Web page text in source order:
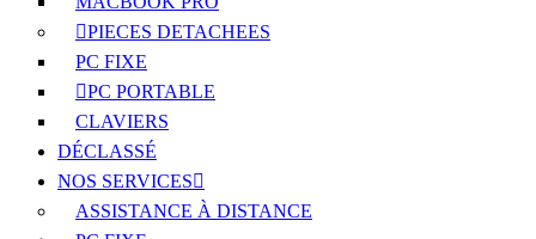
PIECES DETACHEES
PC FIXE
PC PORTABLE
CLAVIERS
DÉCLASSÉ
NOS SERVICES
ASSISTANCE À DISTANCE